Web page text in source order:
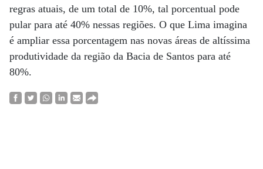
regras atuais, de um total de 10%, tal porcentual pode
pular para até 40% nessas regiões. O que Lima imagina
é ampliar essa porcentagem nas novas áreas de altíssima
produtividade da região da Bacia de Santos para até
80%.